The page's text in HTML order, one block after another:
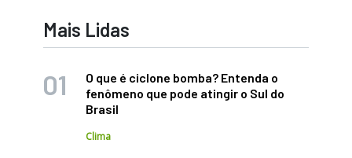
Mais Lidas
O que é ciclone bomba? Entenda o
fenômeno que pode atingir o Sul do
Brasil
Clima